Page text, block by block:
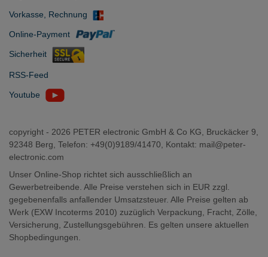
Vorkasse, Rechnung
Online-Payment
Sicherheit
RSS-Feed
Youtube
copyright - 2026 PETER electronic GmbH & Co KG, Bruckäcker 9,
92348 Berg, Telefon: +49(0)9189/41470, Kontakt: mail@peter-
electronic.com
Unser Online-Shop richtet sich ausschließlich an
Gewerbetreibende. Alle Preise verstehen sich in EUR zzgl.
gegebenenfalls anfallender Umsatzsteuer. Alle Preise gelten ab
Werk (EXW Incoterms 2010) zuzüglich Verpackung, Fracht, Zölle,
Versicherung, Zustellungsgebühren. Es gelten unsere aktuellen
Shopbedingungen.